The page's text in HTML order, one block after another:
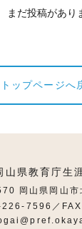
まだ投稿があり
トップページへ
山県教育庁生
岡山県岡山市
7596／